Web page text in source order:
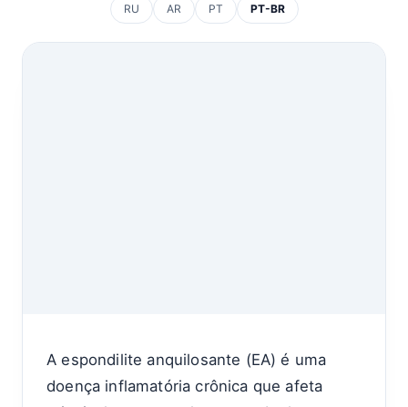
RU AR PT PT-BR
A espondilite anquilosante (EA) é uma
doença inflamatória crônica que afeta